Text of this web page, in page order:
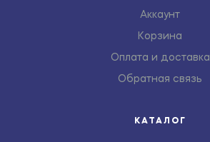
Аккаунт
Корзина
Оплата и доставка
Обратная связь
КАТАЛОГ